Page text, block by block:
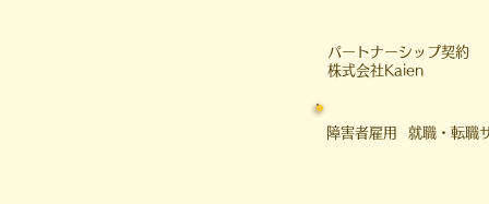
​パートナーシップ契約
​株式会社Kaien
障害者雇用 就職・転職